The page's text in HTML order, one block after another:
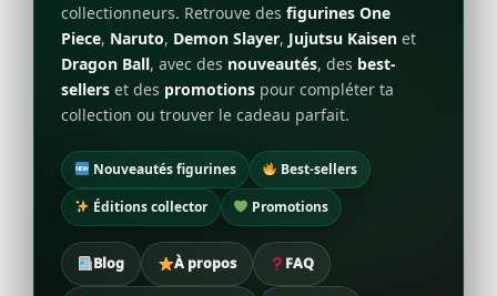
collectionneurs. Retrouve des figurines One
Piece, Naruto, Demon Slayer, Jujutsu Kaisen et
Dragon Ball, avec des nouveautés, des best-
sellers et des promotions pour compléter ta
collection ou trouver le cadeau parfait.
Nouveautés figurines
Best-sellers
Éditions collector
Promotions
Blog À propos FAQ